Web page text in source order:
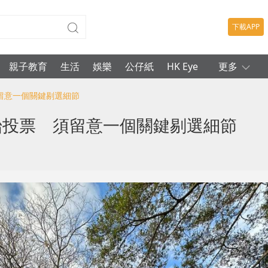
下載APP
親子教育 生活 娛樂 公仔紙 HK Eye 更多
一個關鍵剔選細節
票 須留意一個關鍵剔選細節